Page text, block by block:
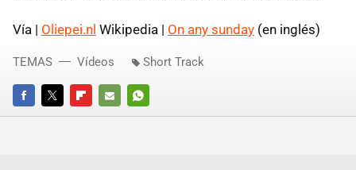
Vía | Oliepei.nl Wikipedia | On any sunday (en inglés)
FACEBOOKTWITTERFLIPBOARD
E-
WHATSAPP
TEMAS Vídeos Short Track